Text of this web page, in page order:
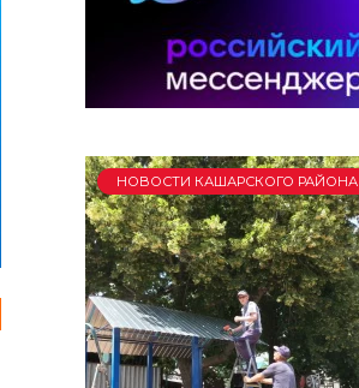
НОВОСТИ КАШАРСКОГО РАЙОНА